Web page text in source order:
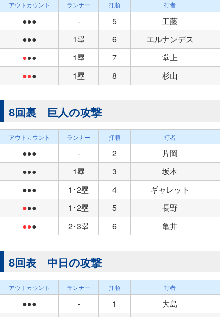
アウトカウント ランナー 打順 打者
●●● - 5
工藤
●●●
1塁 6
エルナンデス
●●● 1塁 7
堂上
●●● 1塁 8 杉山
8回裏 巨人の攻撃
アウトカウント ランナー 打順 打者
●●● - 2
片岡
●●●
1塁 3
坂本
●●●
1･2塁 4
ギャレット
●●● 1･2塁 5
長野
●●● 2･3塁 6 亀井
8回表 中日の攻撃
アウトカウント ランナー 打順 打者
●●● - 1
大島